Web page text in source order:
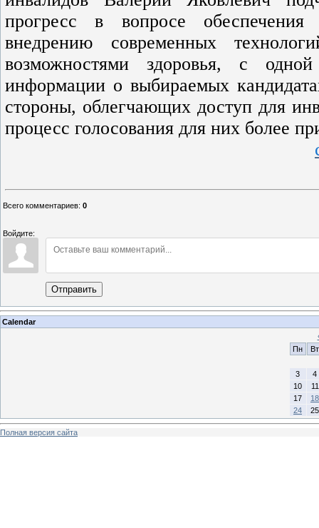
прогресс в вопросе обеспечения
внедрению современных
возможностями здоровья, с
информации о выбираемых
стороны, облегчающих доступ для
процесс голосования для них более
Всего комментариев: 0
Войдите:
Отправить
Calendar
Пн
Вт
3
4
10
11
17
18
24
25
Полная версия сайта